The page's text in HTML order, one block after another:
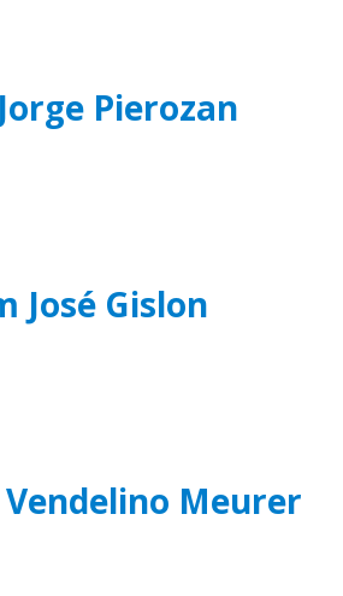
Pierozan
José Gislon
Meurer